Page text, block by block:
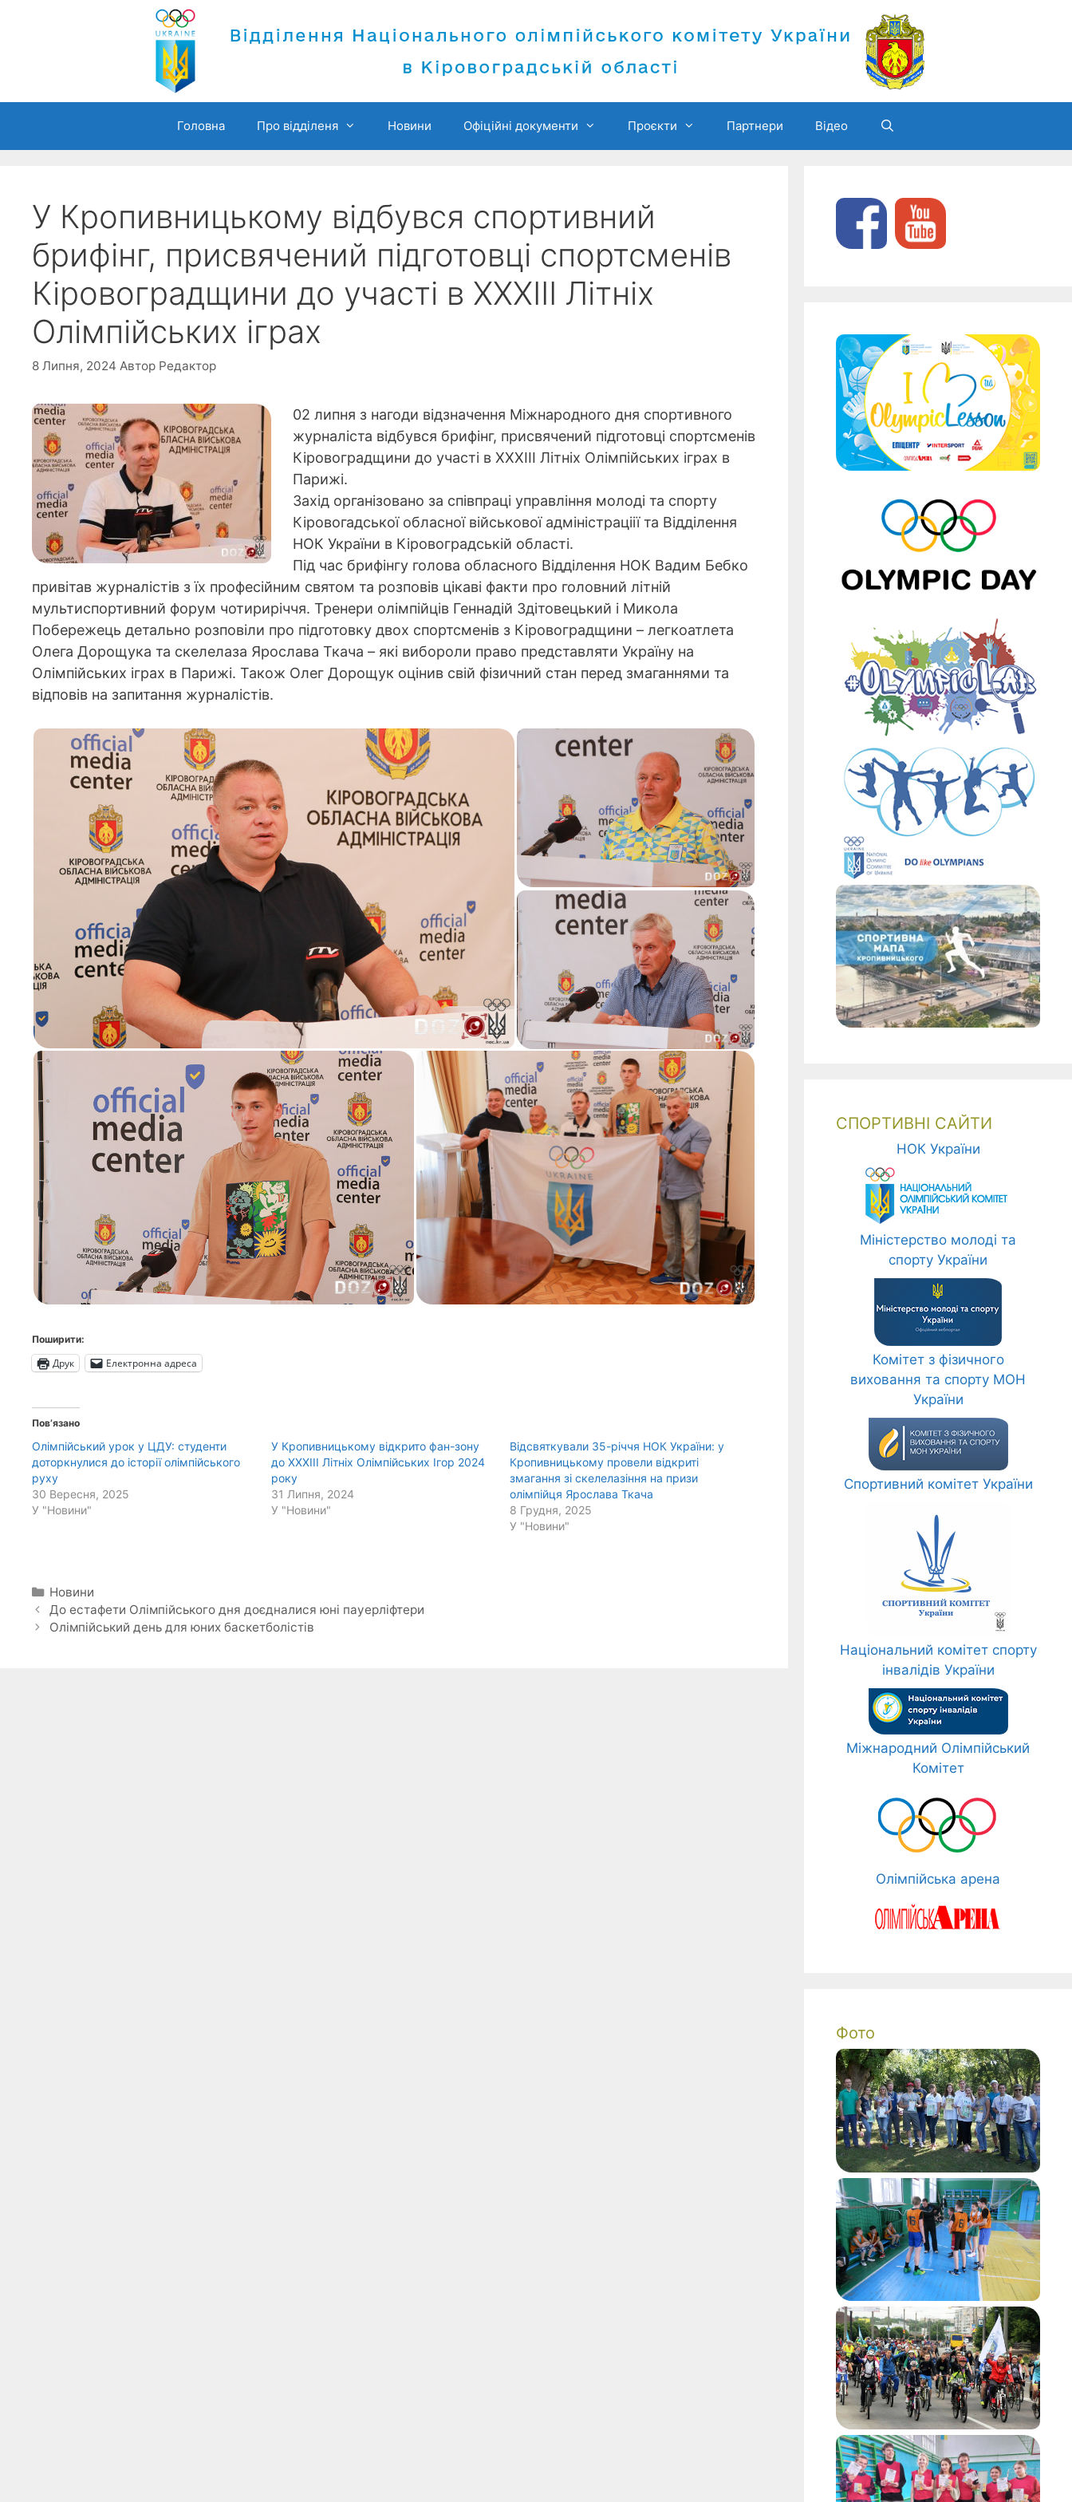
Головна Про відділеня Новини Офіційні документи Проєкти Партнери Відео
У Кропивницькому відбувся спортивний
брифінг, присвячений підготовці спортсменів
Кіровоградщини до участі в ХХХІІІ Літніх
Олімпійських іграх
8 Липня, 2024 Автор Редактор
02 липня з нагоди відзначення Міжнародного дня спортивного
журналіста відбувся брифінг, присвячений підготовці спортсменів
Кіровоградщини до участі в ХХХІІІ Літніх Олімпійських іграх в
Парижі.
Захід організовано за співпраці управління молоді та спорту
Кіровогадської обласної військової адміністраціії та Відділення
НОК України в Кіровоградській області.
Під час брифінгу голова обласного Відділення НОК Вадим Бебко
привітав журналістів з їх професійним святом та розповів цікаві факти про головний літній
мультиспортивний форум чотириріччя. Тренери олімпійців Геннадій Здітовецький і Микола
Побережець детально розповіли про підготовку двох спортсменів з Кіровоградщини – легкоатлета
Олега Дорощука та скелелаза Ярослава Ткача – які вибороли право представляти Україну на
Олімпійських іграх в Парижі. Також Олег Дорощук оцінив свій фізичний стан перед змаганнями та
відповів на запитання журналістів.
Поширити:
Друк Електронна адреса
Пов’язано
Олімпійський урок у ЦДУ: студенти
доторкнулися до історії олімпійського
руху
30 Вересня, 2025
У "Новини"
У Кропивницькому відкрито фан-зону
до ХХХІІІ Літніх Олімпійських Ігор 2024
року
31 Липня, 2024
У "Новини"
Відсвяткували 35-річчя НОК України: у
Кропивницькому провели відкриті
змагання зі скелелазіння на призи
олімпійця Ярослава Ткача
8 Грудня, 2025
У "Новини"
Категорії
Новини
До естафети Олімпійського дня доєдналися юні пауерліфтери
Олімпійський день для юних баскетболістів
СПОРТИВНІ САЙТИ
НОК України
Міністерство молоді та
спорту України
Комітет з фізичного
виховання та спорту МОН
України
Спортивний комітет України
Національний комітет спорту
інвалідів України
Міжнародний Олімпійський
Комітет
Олімпійська арена
Фото